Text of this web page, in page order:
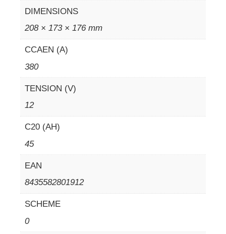
DIMENSIONS
208 × 173 × 176 mm
CCAEN (A)
380
TENSION (V)
12
C20 (AH)
45
EAN
8435582801912
SCHEME
0